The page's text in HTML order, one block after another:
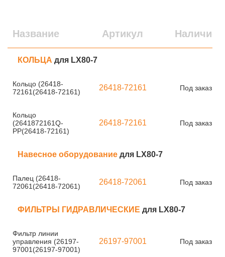
Название Артикул Наличие
КОЛЬЦА для LX80-7
Кольцо (26418-
72161(26418-72161)
26418-72161 Под заказ
Кольцо
(2641872161Q-
PP(26418-72161)
26418-72161 Под заказ
Навесное оборудование для LX80-7
Палец (26418-
72061(26418-72061)
26418-72061 Под заказ
ФИЛЬТРЫ ГИДРАВЛИЧЕСКИЕ для LX80-7
Фильтр линии
управления (26197-
97001(26197-97001)
26197-97001 Под заказ